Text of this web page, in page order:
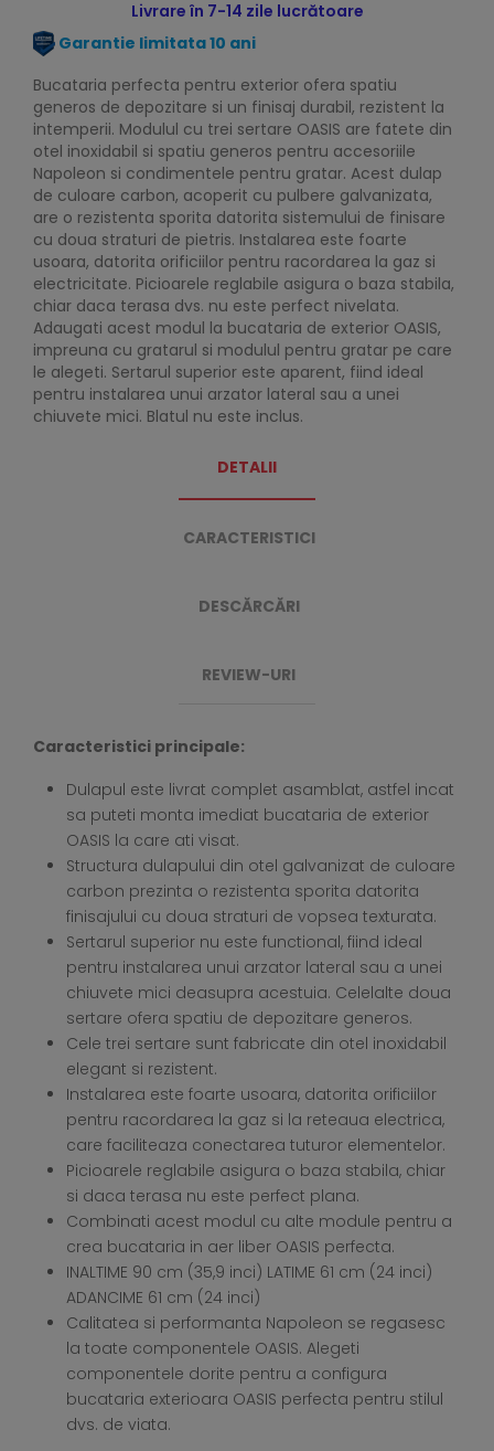
Livrare în 7-14 zile lucrătoare
Garantie limitata 10 ani
Bucataria perfecta pentru exterior ofera spatiu
generos de depozitare si un finisaj durabil, rezistent la
intemperii. Modulul cu trei sertare OASIS are fatete din
otel inoxidabil si spatiu generos pentru accesoriile
Napoleon si condimentele pentru gratar. Acest dulap
de culoare carbon, acoperit cu pulbere galvanizata,
are o rezistenta sporita datorita sistemului de finisare
cu doua straturi de pietris. Instalarea este foarte
usoara, datorita orificiilor pentru racordarea la gaz si
electricitate. Picioarele reglabile asigura o baza stabila,
chiar daca terasa dvs. nu este perfect nivelata.
Adaugati acest modul la bucataria de exterior OASIS,
impreuna cu gratarul si modulul pentru gratar pe care
le alegeti. Sertarul superior este aparent, fiind ideal
pentru instalarea unui arzator lateral sau a unei
chiuvete mici. Blatul nu este inclus.
DETALII
CARACTERISTICI
DESCĂRCĂRI
REVIEW-URI
Caracteristici principale:
Dulapul este livrat complet asamblat, astfel incat
sa puteti monta imediat bucataria de exterior
OASIS la care ati visat.
Structura dulapului din otel galvanizat de culoare
carbon prezinta o rezistenta sporita datorita
finisajului cu doua straturi de vopsea texturata.
Sertarul superior nu este functional, fiind ideal
pentru instalarea unui arzator lateral sau a unei
chiuvete mici deasupra acestuia. Celelalte doua
sertare ofera spatiu de depozitare generos.
Cele trei sertare sunt fabricate din otel inoxidabil
elegant si rezistent.
Instalarea este foarte usoara, datorita orificiilor
pentru racordarea la gaz si la reteaua electrica,
care faciliteaza conectarea tuturor elementelor.
Picioarele reglabile asigura o baza stabila, chiar
si daca terasa nu este perfect plana.
Combinati acest modul cu alte module pentru a
crea bucataria in aer liber OASIS perfecta.
INALTIME 90 cm (35,9 inci) LATIME 61 cm (24 inci)
ADANCIME 61 cm (24 inci)
Calitatea si performanta Napoleon se regasesc
la toate componentele OASIS. Alegeti
componentele dorite pentru a configura
bucataria exterioara OASIS perfecta pentru stilul
dvs. de viata.